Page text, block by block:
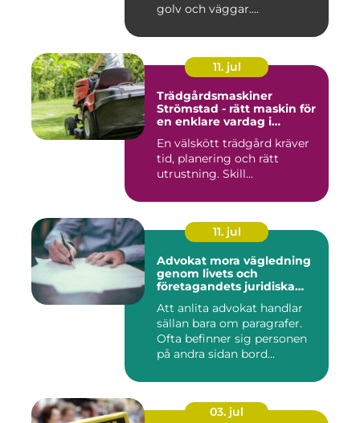
golv och väggar....
11. jul
Trädgårdsmaskiner
Strömstad - rätt maskin för
en enklare vardag i
En välskött trädgård kräver
tid, planering och rätt
utrustning. Skill...
11. jul
Advokat mora vägledning
genom livets och
företagandets juridiska
Att anlita advokat handlar
sällan bara om paragrafer.
Ofta befinner sig personen
på andra sidan bord...
03. jul